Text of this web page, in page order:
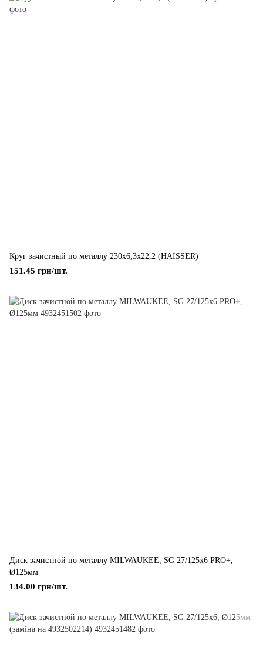
Круг зачистный по металлу 230х6,3х22,2 (HAISSER)
151.45 грн/шт.
Диск зачистной по металлу MILWAUKEE, SG 27/125х6 PRO+,
Ø125мм
134.00 грн/шт.